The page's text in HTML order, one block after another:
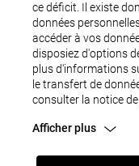
Une
ce déficit. Il existe
données
accéder à vos
disposiez d'options
plus d'informations
le transfert de
consulter la notice
Afficher plus